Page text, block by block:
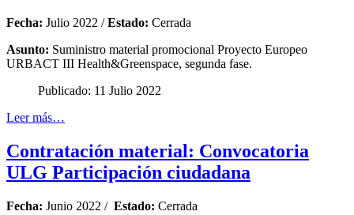
Fecha: Julio 2022 /Estado: Cerrada
Asunto: Suministro material promocional Proyecto Europeo
URBACT III Health&Greenspace, segunda fase.
Publicado: 11 Julio 2022
Leer más…
Contratación material: Convocatoria
ULG Participación ciudadana
Fecha: Junio 2022 / Estado: Cerrada